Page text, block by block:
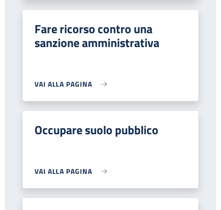
Fare ricorso contro una
sanzione amministrativa
VAI ALLA PAGINA
Occupare suolo pubblico
VAI ALLA PAGINA